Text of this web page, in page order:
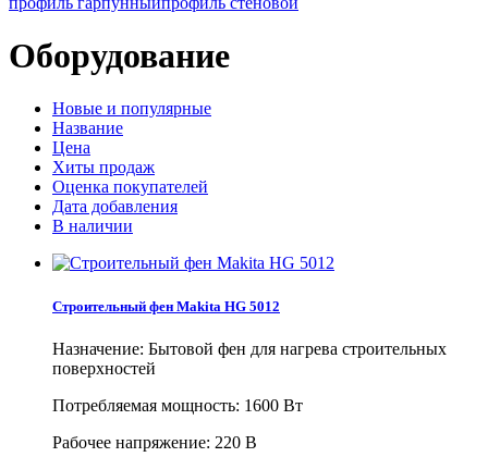
Оборудование
Новые и популярные
Название
Цена
Хиты продаж
Оценка покупателей
Дата добавления
В наличии
Строительный фен Makita HG 5012
Назначение: Бытовой фен для нагрева строительных
поверхностей
Потребляемая мощность: 1600 Вт
Рабочее напряжение: 220 В